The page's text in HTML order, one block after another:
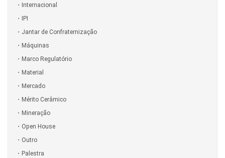
Internacional
IPI
Jantar de Confraternização
Máquinas
Marco Regulatório
Material
Mercado
Mérito Cerâmico
Mineração
Open House
Outro
Palestra